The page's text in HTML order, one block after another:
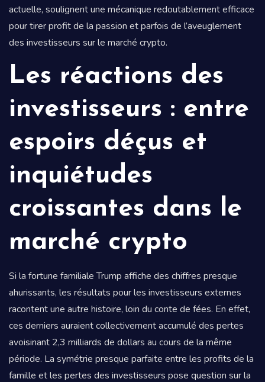
actuelle, soulignent une mécanique redoutablement efficace
pour tirer profit de la passion et parfois de l’aveuglement
des investisseurs sur le marché crypto.
Les réactions des
investisseurs : entre
espoirs déçus et
inquiétudes
croissantes dans le
marché crypto
Si la fortune familiale Trump affiche des chiffres presque
ahurissants, les résultats pour les investisseurs externes
racontent une autre histoire, loin du conte de fées. En effet,
ces derniers auraient collectivement accumulé des pertes
avoisinant 2,3 milliards de dollars au cours de la même
période. La symétrie presque parfaite entre les profits de la
famille et les pertes des investisseurs pose question sur la